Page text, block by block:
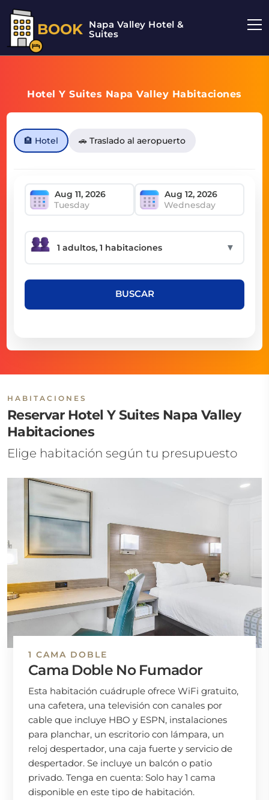
BOOK Napa Valley Hotel &
Suites
Hotel Y Suites Napa Valley Habitaciones
🏨 Hotel 🚗 Traslado al aeropuerto
Tuesday Wednesday
▼
BUSCAR
HABITACIONES
Reservar Hotel Y Suites Napa Valley
Habitaciones
Elige habitación según tu presupuesto
1 CAMA DOBLE
Cama Doble No Fumador
Esta habitación cuádruple ofrece WiFi gratuito,
una cafetera, una televisión con canales por
cable que incluye HBO y ESPN, instalaciones
para planchar, un escritorio con lámpara, un
reloj despertador, una caja fuerte y servicio de
despertador. Se incluye un balcón o patio
privado. Tenga en cuenta: Solo hay 1 cama
disponible en este tipo de habitación.